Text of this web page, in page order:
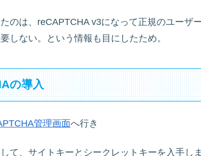
のは、reCAPTCHA v3になって正規のユーザ
しない。という情報も目にしたため。
の導入
管理画面へ行き
て、サイトキーとシークレットキーを入手しま